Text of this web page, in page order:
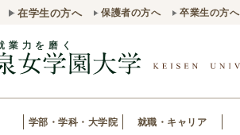
在学生の方へ 保護者の方へ 卒業生の方へ
学部・学科・大学院 就職・キャリア